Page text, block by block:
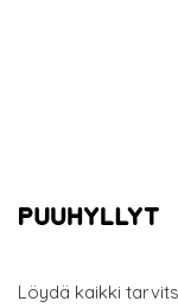
Löydä kaikki